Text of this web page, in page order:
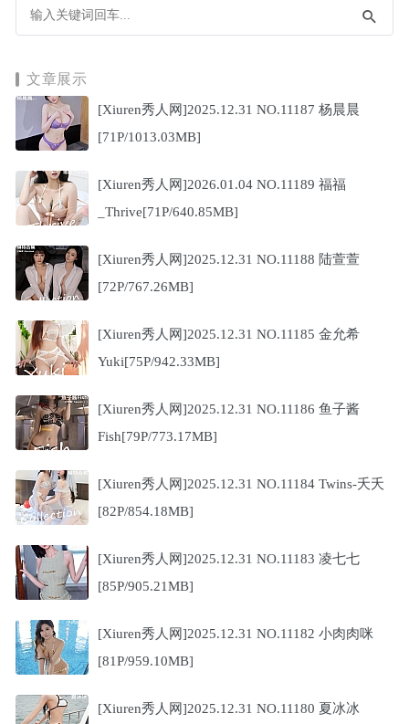
文章展示
[Xiuren秀人网]2025.12.31 NO.11187 杨晨晨
[71P/1013.03MB]
[Xiuren秀人网]2026.01.04 NO.11189 福福
_Thrive[71P/640.85MB]
[Xiuren秀人网]2025.12.31 NO.11188 陆萱萱
[72P/767.26MB]
[Xiuren秀人网]2025.12.31 NO.11185 金允希
Yuki[75P/942.33MB]
[Xiuren秀人网]2025.12.31 NO.11186 鱼子酱
Fish[79P/773.17MB]
[Xiuren秀人网]2025.12.31 NO.11184 Twins-夭夭
[82P/854.18MB]
[Xiuren秀人网]2025.12.31 NO.11183 凌七七
[85P/905.21MB]
[Xiuren秀人网]2025.12.31 NO.11182 小肉肉咪
[81P/959.10MB]
[Xiuren秀人网]2025.12.31 NO.11180 夏冰冰